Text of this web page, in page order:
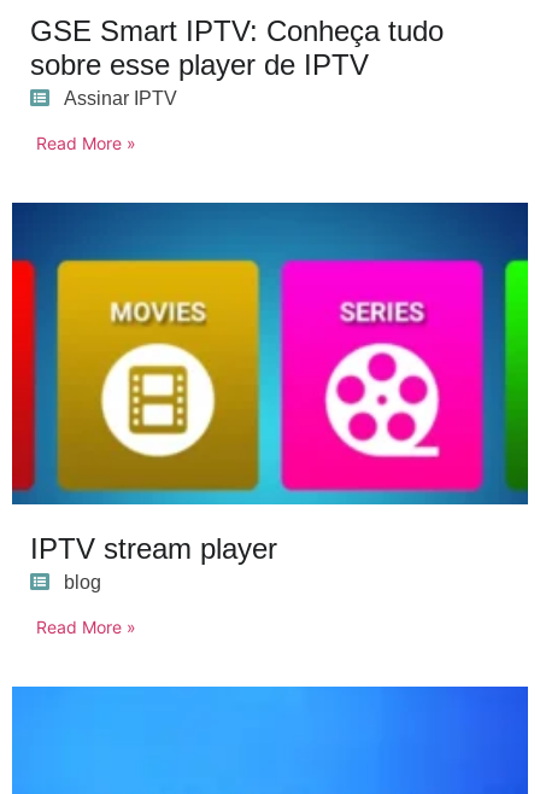
GSE Smart IPTV: Conheça tudo
sobre esse player de IPTV
Assinar IPTV
Read More »
IPTV stream player
blog
Read More »